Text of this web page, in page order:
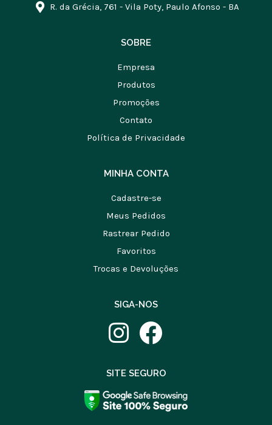
R. da Grécia, 761 - Vila Poty, Paulo Afonso - BA
SOBRE
Empresa
Produtos
Promoções
Contato
Política de Privacidade
MINHA CONTA
Cadastre-se
Meus Pedidos
Rastrear Pedido
Favoritos
Trocas e Devoluções
SIGA-NOS
SITE SEGURO